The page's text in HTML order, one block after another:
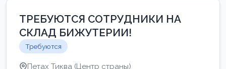
ТРЕБУЮТСЯ СОТРУДНИКИ НА
СКЛАД БИЖУТЕРИИ!
Требуются
Петах Тиква (Центр страны)